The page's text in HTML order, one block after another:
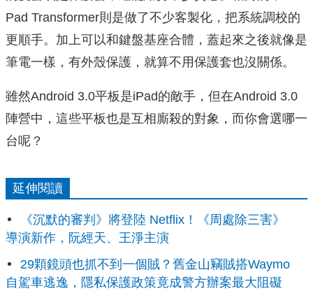
Pad Transformer則是做了不少客製化，把系統調校的
更順手。加上可以和鍵盤基座合體，蓋起來之後就像是
筆電一樣，有外殼保護，就算不用保護套也沒關係。
雖然Android 3.0平板是iPad的敵手，但在Android 3.0
陣營中，這些平板也是互相廝殺的對象，而你會選哪一
台呢？
延伸閱讀
《沉默的審判》將登陸 Netflix！《周處除三害》
導演新作，阮經天、王淨主演
29顆鏡頭也抓不到一個賊？舊金山竊賊搭Waymo
自駕車逃逸，隱私保護政策竟成警方辦案最大阻礙